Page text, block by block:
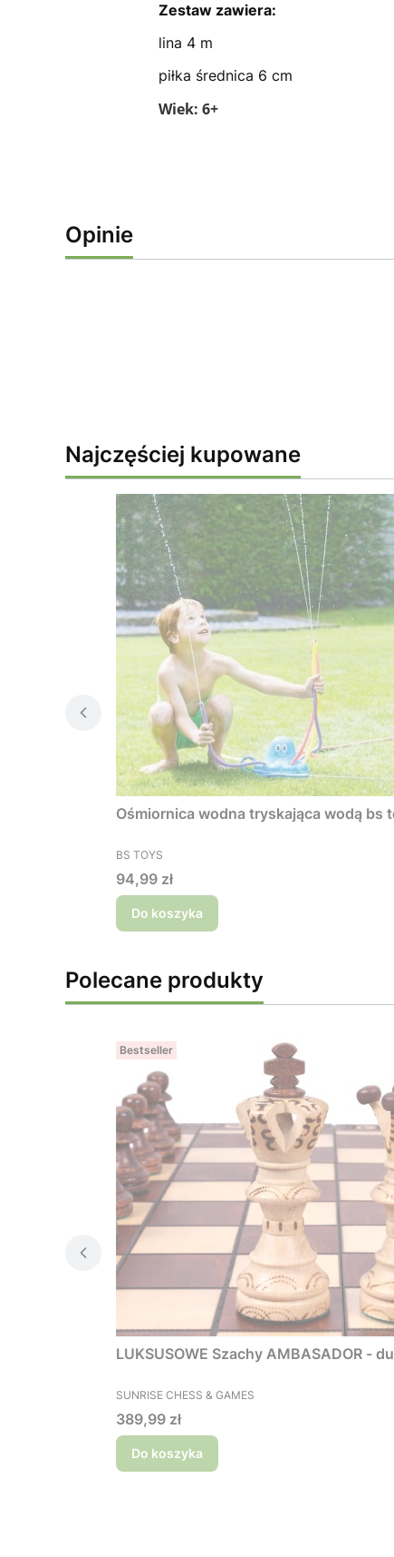
Zestaw zawiera:
lina 4 m
piłka średnica 6 cm
Wiek: 6+
Opinie
Najczęściej kupowane
Ośmiornica wodna tryskająca wodą bs
PRODUCENT
BS TOYS
Cena
94,99 zł
Do koszyka
Polecane produkty
Bestseller
LUKSUSOWE Szachy
PRODUCENT
SUNRISE CHESS & GAMES
Cena
389,99 zł
Do koszyka